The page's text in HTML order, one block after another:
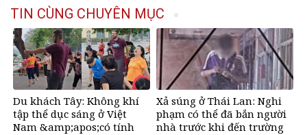
TIN CÙNG CHUYÊN MỤC
Du khách Tây: Không khí
tập thể dục sáng ở Việt
Nam &amp;apos;có tính
Xả súng ở Thái Lan: Nghi
phạm có thể đã bắn người
nhà trước khi đến trường